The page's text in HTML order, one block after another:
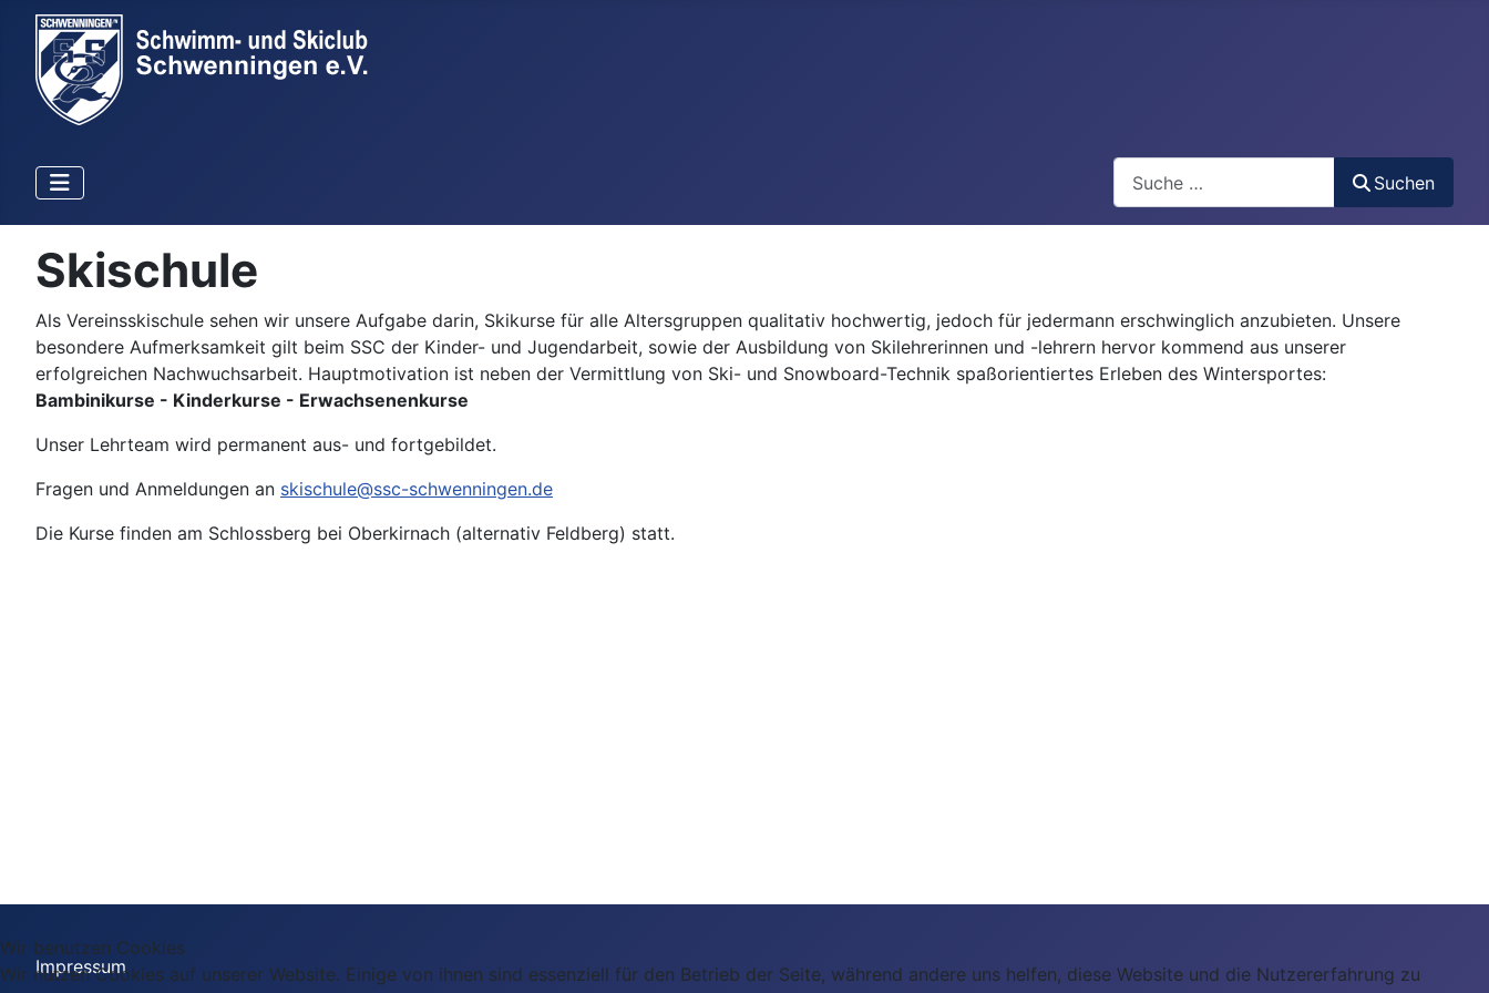
Suchen
Skischule
Als Vereinsskischule sehen wir unsere Aufgabe darin, Skikurse für alle Altersgruppen qualitativ hochwertig, jedoch für jedermann erschwinglich anzubieten. Unsere
besondere Aufmerksamkeit gilt beim SSC der Kinder- und Jugendarbeit, sowie der Ausbildung von Skilehrerinnen und -lehrern hervor kommend aus unserer
erfolgreichen Nachwuchsarbeit. Hauptmotivation ist neben der Vermittlung von Ski- und Snowboard-Technik spaßorientiertes Erleben des Wintersportes:
Bambinikurse - Kinderkurse - Erwachsenenkurse
Unser Lehrteam wird permanent aus- und fortgebildet.
Fragen und Anmeldungen an skischule@ssc-schwenningen.de
Die Kurse finden am Schlossberg bei Oberkirnach (alternativ Feldberg) statt.
Impressum
Wir benutzen Cookies
Wir nutzen Cookies auf unserer Website. Einige von ihnen sind essenziell für den Betrieb der Seite, während andere uns helfen, diese Website und die Nutzererfahrung zu